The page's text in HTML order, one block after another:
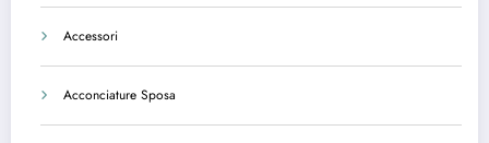
Accessori
Acconciature Sposa